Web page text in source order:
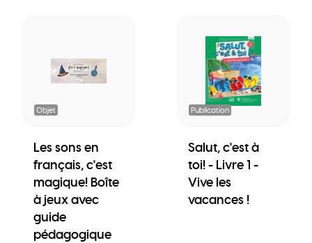
Objet
Les sons en
français, c'est
magique! Boîte
à jeux avec
guide
pédagogique
Publication
Salut, c'est à
toi! - Livre 1 -
Vive les
vacances !